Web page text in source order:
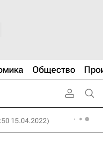
Общество
15.04.2022)